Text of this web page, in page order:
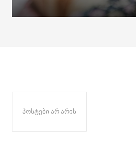
პოსტები არ არის